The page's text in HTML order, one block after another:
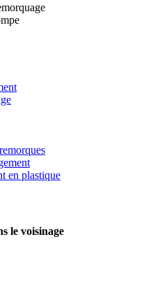
en plastique
le voisinage